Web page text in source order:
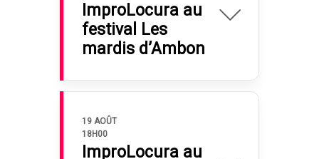
ImproLocura au
festival Les
mardis d’Ambon
19 AOÛT
18H00
ImproLocura au